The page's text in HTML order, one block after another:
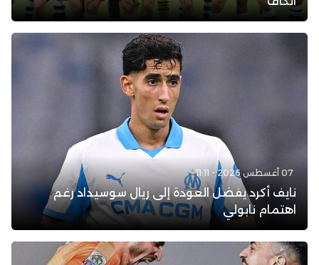
07 أغسطس 2026 - 11:11
نايف أكرد يفضل العودة إلى ريال سوسيداد رغم
اهتمام نابولي